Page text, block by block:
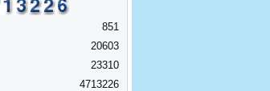
851
20603
23310
4713226